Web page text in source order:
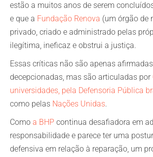
estão a muitos anos de serem
e que a Fundação Renova (um órgão de
privado, criado e administrado pelas
ilegítima, ineficaz e obstrui a justiça.
Essas críticas não são apenas
decepcionadas, mas são articuladas por
universidades, pela Defensoria Pública
como pelas Nações Unidas.
Como a BHP continua desafiadora em
responsabilidade e parece ter uma
defensiva em relação à reparação, um